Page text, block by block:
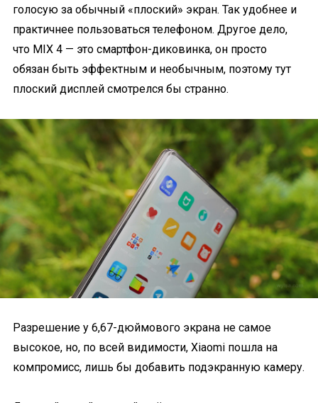
голосую за обычный «плоский» экран. Так удобнее и
практичнее пользоваться телефоном. Другое дело,
что MIX 4 — это смартфон-диковинка, он просто
обязан быть эффектным и необычным, поэтому тут
плоский дисплей смотрелся бы странно.
Разрешение у 6,67-дюймового экрана не самое
высокое, но, по всей видимости, Xiaomi пошла на
компромисс, лишь бы добавить подэкранную камеру.